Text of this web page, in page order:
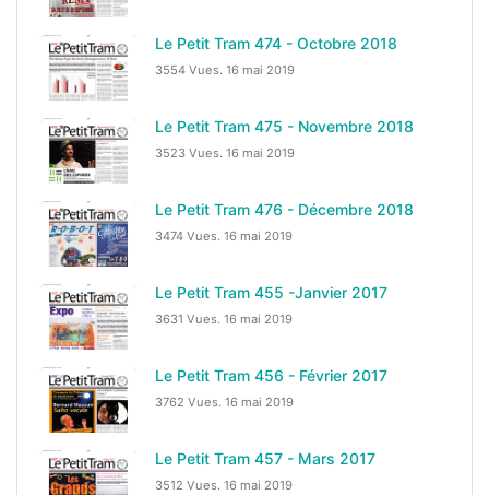
Le Petit Tram 474 - Octobre 2018
3554 Vues. 16 mai 2019
Le Petit Tram 475 - Novembre 2018
3523 Vues. 16 mai 2019
Le Petit Tram 476 - Décembre 2018
3474 Vues. 16 mai 2019
Le Petit Tram 455 -Janvier 2017
3631 Vues. 16 mai 2019
Le Petit Tram 456 - Février 2017
3762 Vues. 16 mai 2019
Le Petit Tram 457 - Mars 2017
3512 Vues. 16 mai 2019